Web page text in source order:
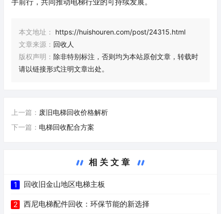
本文地址：
https://huishouren.com/post/24315.html
文章来源： 回收人
版权声明： 除非特别标注，否则均为本站原创文章，转载时
请以链接形式注明文章出处。
上一篇： 废旧电梯回收价格解析
下一篇： 电梯回收配合方案
相关文章
1 回收旧金山地区电梯主板
2 西尼电梯配件回收：环保节能的新选择